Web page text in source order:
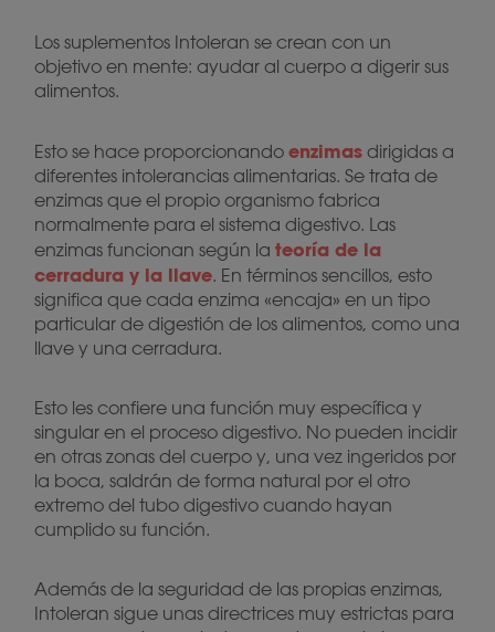
Los suplementos Intoleran se crean con un
objetivo en mente: ayudar al cuerpo a digerir sus
alimentos.
Esto se hace proporcionando enzimas dirigidas a
diferentes intolerancias alimentarias. Se trata de
enzimas que el propio organismo fabrica
normalmente para el sistema digestivo. Las
enzimas funcionan según la teoría de la
cerradura y la llave. En términos sencillos, esto
significa que cada enzima «encaja» en un tipo
particular de digestión de los alimentos, como una
llave y una cerradura.
Esto les confiere una función muy específica y
singular en el proceso digestivo. No pueden incidir
en otras zonas del cuerpo y, una vez ingeridos por
la boca, saldrán de forma natural por el otro
extremo del tubo digestivo cuando hayan
cumplido su función.
Además de la seguridad de las propias enzimas,
Intoleran sigue unas directrices muy estrictas para